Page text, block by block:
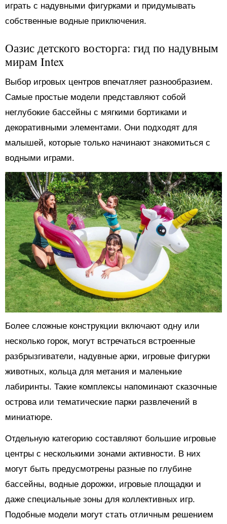
играть с надувными фигурками и придумывать
собственные водные приключения.
Оазис детского восторга: гид по надувным
мирам Intex
Выбор игровых центров впечатляет разнообразием.
Самые простые модели представляют собой
неглубокие бассейны с мягкими бортиками и
декоративными элементами. Они подходят для
малышей, которые только начинают знакомиться с
водными играми.
Более сложные конструкции включают одну или
несколько горок, могут встречаться встроенные
разбрызгиватели, надувные арки, игровые фигурки
животных, кольца для метания и маленькие
лабиринты. Такие комплексы напоминают сказочные
острова или тематические парки развлечений в
миниатюре.
Отдельную категорию составляют большие игровые
центры с несколькими зонами активности. В них
могут быть предусмотрены разные по глубине
бассейны, водные дорожки, игровые площадки и
даже специальные зоны для коллективных игр.
Подобные модели могут стать отличным решением